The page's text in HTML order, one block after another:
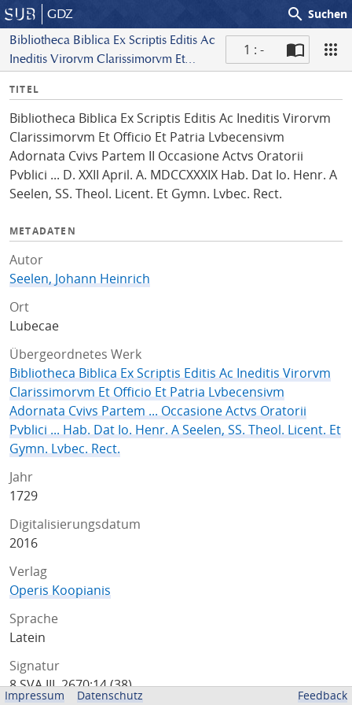
GDZ search Suchen
Bibliotheca Biblica Ex Scriptis Editis Ac
Ineditis Virorvm Clarissimorvm Et
Adornata Cvivs Partem II Occasione
Actvs Oratorii Pvblici ... D. XXII April.
A. MDCCXXXIX Hab. Dat Io. Henr. A
Seelen, SS. Theol. Licent. Et Gymn.
Lvbec. Rect.
1 : -
I
f
o
TITEL
Bibliotheca Biblica Ex Scriptis Editis Ac Ineditis Virorvm
Clarissimorvm Et Officio Et Patria Lvbecensivm
Adornata Cvivs Partem II Occasione Actvs Oratorii
Pvblici ... D. XXII April. A. MDCCXXXIX Hab. Dat Io. Henr. A
Seelen, SS. Theol. Licent. Et Gymn. Lvbec. Rect.
METADATEN
Autor
Seelen, Johann Heinrich
Ort
Lubecae
Übergeordnetes Werk
Bibliotheca Biblica Ex Scriptis Editis Ac Ineditis Virorvm
Clarissimorvm Et Officio Et Patria Lvbecensivm
Adornata Cvivs Partem ... Occasione Actvs Oratorii
Pvblici ... Hab. Dat Io. Henr. A Seelen, SS. Theol. Licent. Et
Gymn. Lvbec. Rect.
Jahr
1729
Digitalisierungsdatum
2016
Verlag
Operis Koopianis
Sprache
Latein
Signatur
8 SVA III, 2670:14 (38)
Impressum Datenschutz Feedback